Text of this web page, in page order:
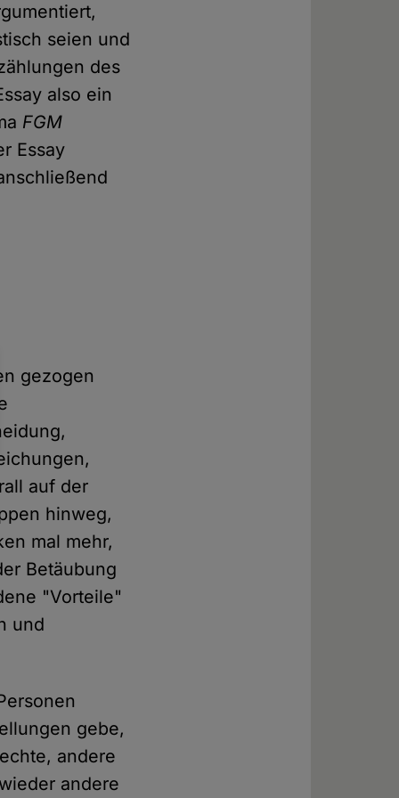
seien und
des
also ein
FGM
Essay
gezogen
auf der
hinweg,
mal mehr,
Betäubung
"Vorteile"
und
gebe,
andere
andere